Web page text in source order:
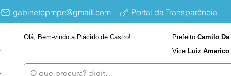
gabinetepmpc@gmail.com Portal da Transparência
Olá, Bem-vindo a Plácido de Castro! Prefeito Camilo
Vice Luiz